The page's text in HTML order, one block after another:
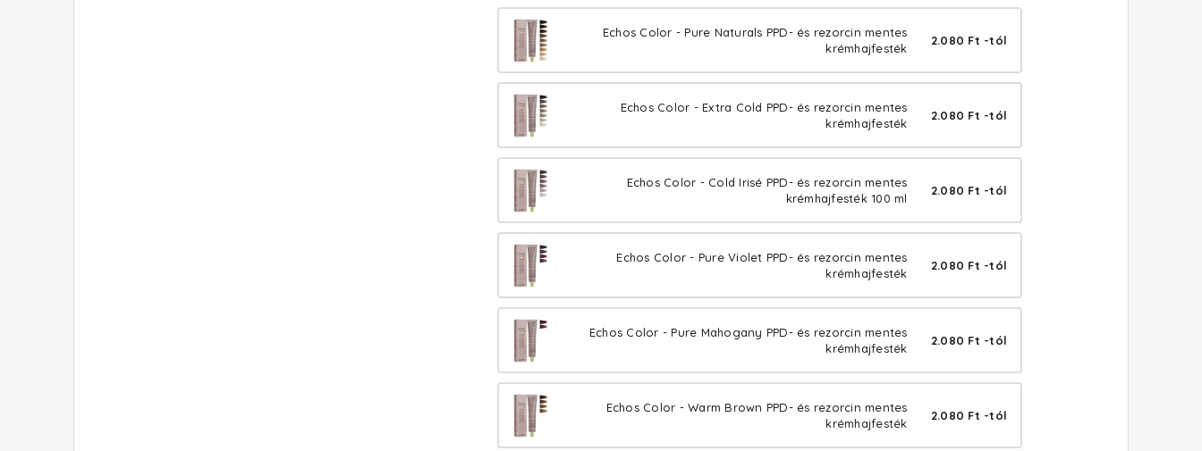
Echos Color - Pure Naturals PPD- és rezorcin mentes
krémhajfesték
2.080 Ft -tól
Echos Color - Extra Cold PPD- és rezorcin mentes
krémhajfesték
2.080 Ft -tól
Echos Color - Cold Irisé PPD- és rezorcin mentes
krémhajfesték 100 ml
2.080 Ft -tól
Echos Color - Pure Violet PPD- és rezorcin mentes
krémhajfesték
2.080 Ft -tól
Echos Color - Pure Mahogany PPD- és rezorcin mentes
krémhajfesték
2.080 Ft -tól
Echos Color - Warm Brown PPD- és rezorcin mentes
krémhajfesték
2.080 Ft -tól